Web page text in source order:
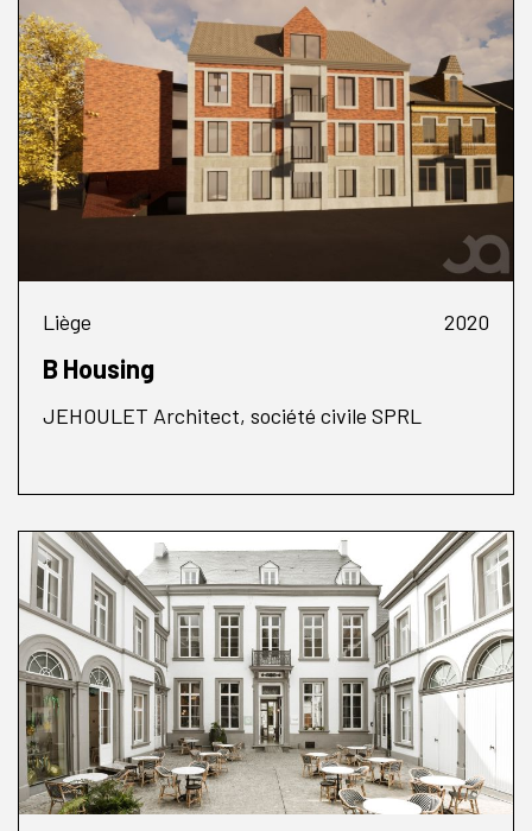
Liège 2020
B Housing
JEHOULET Architect, société civile SPRL